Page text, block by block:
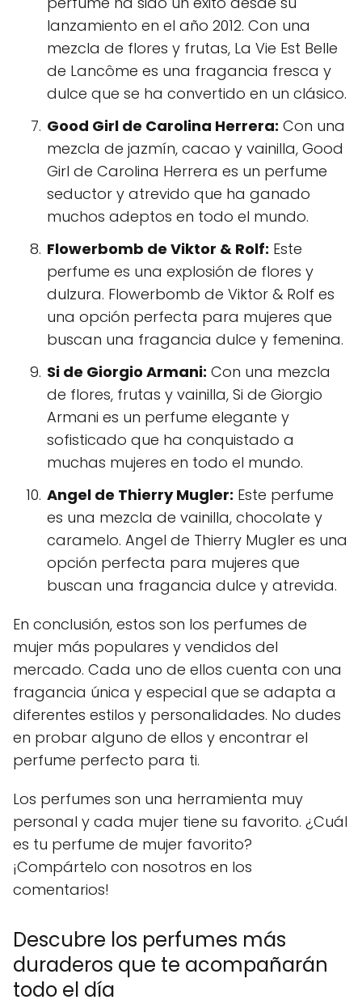
lanzamiento en el año 2012. Con una
mezcla de flores y frutas, La Vie Est Belle
de Lancôme es una fragancia fresca y
dulce que se ha convertido en un clásico.
Good Girl de Carolina Herrera: Con una
mezcla de jazmín, cacao y vainilla, Good
Girl de Carolina Herrera es un perfume
seductor y atrevido que ha ganado
muchos adeptos en todo el mundo.
Flowerbomb de Viktor & Rolf: Este
perfume es una explosión de flores y
dulzura. Flowerbomb de Viktor & Rolf es
una opción perfecta para mujeres que
buscan una fragancia dulce y femenina.
Si de Giorgio Armani: Con una mezcla
de flores, frutas y vainilla, Si de Giorgio
Armani es un perfume elegante y
sofisticado que ha conquistado a
muchas mujeres en todo el mundo.
Angel de Thierry Mugler: Este perfume
es una mezcla de vainilla, chocolate y
caramelo. Angel de Thierry Mugler es una
opción perfecta para mujeres que
buscan una fragancia dulce y atrevida.
En conclusión, estos son los perfumes de
mujer más populares y vendidos del
mercado. Cada uno de ellos cuenta con una
fragancia única y especial que se adapta a
diferentes estilos y personalidades. No dudes
en probar alguno de ellos y encontrar el
perfume perfecto para ti.
Los perfumes son una herramienta muy
personal y cada mujer tiene su favorito. ¿Cuál
es tu perfume de mujer favorito?
¡Compártelo con nosotros en los
comentarios!
Descubre los perfumes más
duraderos que te acompañarán
todo el día